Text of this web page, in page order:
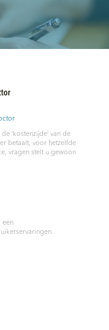
‘kostenzijde’ van de
betaalt, voor hetzelfde
vragen stelt u gewoon
een